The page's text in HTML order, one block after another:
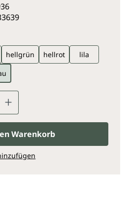
hellgrün hellrot
lila
Anzahl: Gib den
Warenkorb